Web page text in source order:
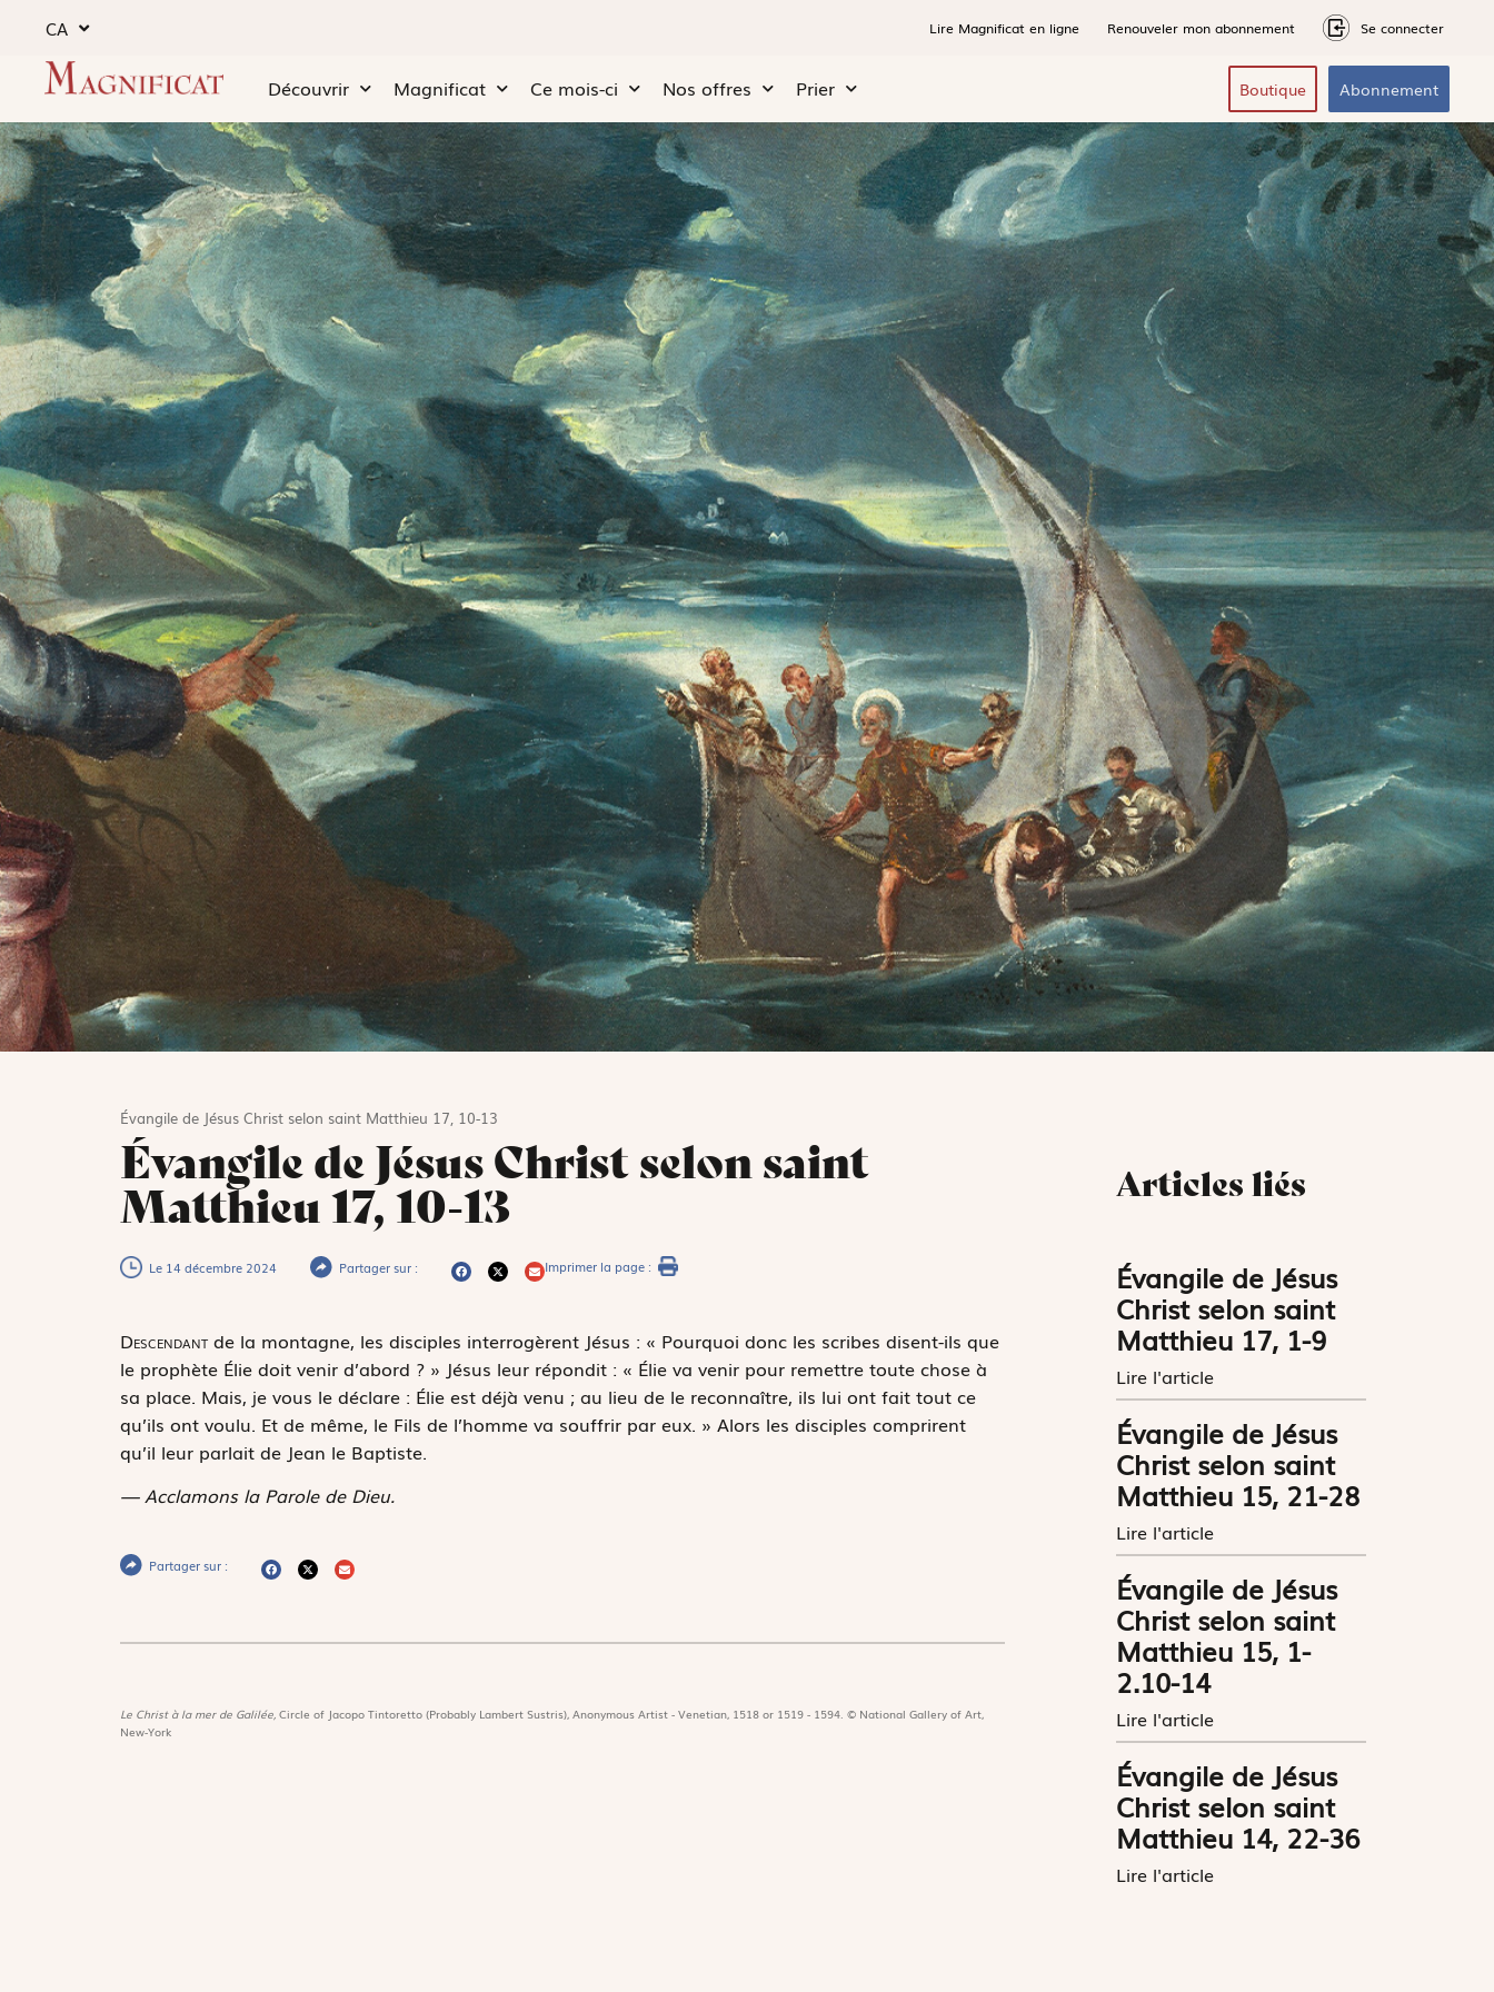
CA Lire Magnificat en ligne Renouveler mon abonnement Se connecter
Découvrir Magnificat Ce mois-ci Nos offres Prier Boutique Abonnement
Évangile de Jésus Christ selon saint Matthieu 17, 10-13
Évangile de Jésus Christ selon saint
Matthieu 17, 10-13
Le 14 décembre 2024 Partager sur : Imprimer la page :
Descendantde la montagne, les disciples interrogèrent Jésus : « Pourquoi donc les scribes disent-ils que
le prophète Élie doit venir d’abord ? » Jésus leur répondit : « Élie va venir pour remettre toute chose à
sa place. Mais, je vous le déclare : Élie est déjà venu ; au lieu de le reconnaître, ils lui ont fait tout ce
qu’ils ont voulu. Et de même, le Fils de l’homme va souffrir par eux. » Alors les disciples comprirent
qu’il leur parlait de Jean le Baptiste.
— Acclamons la Parole de Dieu.
Partager sur :
Le Christ à la mer de Galilée, Circle of Jacopo Tintoretto (Probably Lambert Sustris), Anonymous Artist - Venetian, 1518 or 1519 - 1594. © National Gallery of Art,
New-York
Articles liés
Évangile de Jésus
Christ selon saint
Matthieu 17, 1-9
Lire l'article
Évangile de Jésus
Christ selon saint
Matthieu 15, 21-28
Lire l'article
Évangile de Jésus
Christ selon saint
Matthieu 15, 1-
2.10-14
Lire l'article
Évangile de Jésus
Christ selon saint
Matthieu 14, 22-36
Lire l'article